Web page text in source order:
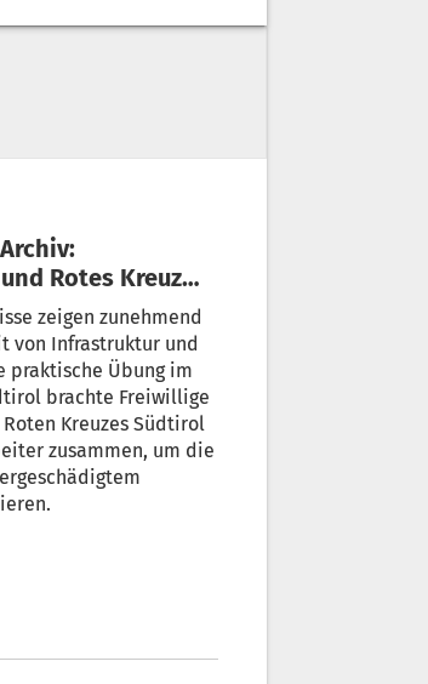
Rotes Kreuz
zeigen zunehmend
von Infrastruktur und
praktische Übung im
brachte Freiwillige
Kreuzes Südtirol
zusammen, um die